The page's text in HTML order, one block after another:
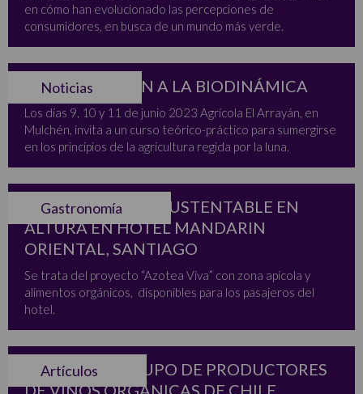
en cómo han evolucionado las percepciones de
consumidores, en busca de un mundo más verde.
Noticias
INTRODUCCIÓN A LA BIODINÁMICA
Los días 9, 10 y 11 de junio 2023 Agrícola El Arrayán, en
Mulchén, invita a un curso teórico-práctico para sumergirse
en los principios de la agricultura regida por la luna.
Gastronomía
PRIMER HUERTO SUSTENTABLE EN
ALTURA EN HOTEL MANDARIN
ORIENTAL, SANTIAGO
Se trata del proyecto “Azotea Viva” con zona apícola y
alimentos orgánicos, disponibles para los pasajeros del
hotel.
Artículos
NACE COW, GRUPO DE PRODUCTORES
DE VINOS ORGÁNICAS DE CHILE